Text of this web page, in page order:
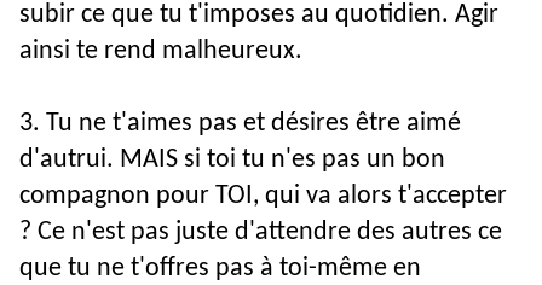
subir ce que tu t'imposes au quotidien. Agir
ainsi te rend malheureux.
3. Tu ne t'aimes pas et désires être aimé
d'autrui. MAIS si toi tu n'es pas un bon
compagnon pour TOI, qui va alors t'accepter
? Ce n'est pas juste d'attendre des autres ce
que tu ne t'offres pas à toi-même en